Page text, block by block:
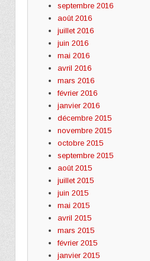
septembre 2016
août 2016
juillet 2016
juin 2016
mai 2016
avril 2016
mars 2016
février 2016
janvier 2016
décembre 2015
novembre 2015
octobre 2015
septembre 2015
août 2015
juillet 2015
juin 2015
mai 2015
avril 2015
mars 2015
février 2015
janvier 2015